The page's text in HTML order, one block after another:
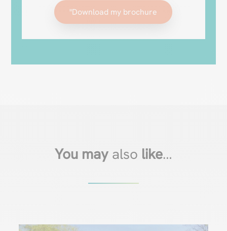
"Download my brochure
You may also like…